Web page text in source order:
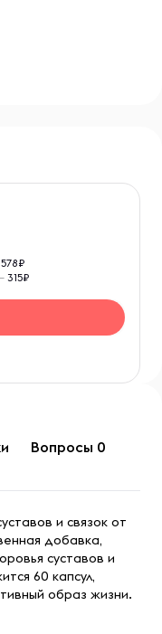
578₽
315₽
Вопросы 0
и связок от
добавка,
суставов и
60 капсул,
образ жизни.